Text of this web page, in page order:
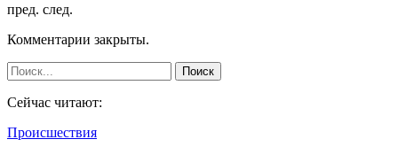
пред. след.
Комментарии закрыты.
Сейчас читают:
Происшествия